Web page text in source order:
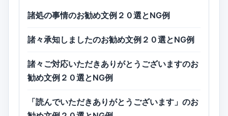
諸処の事情のお勧め文例２０選とNG例
諸々承知しましたのお勧め文例２０選とNG例
諸々ご対応いただきありがとうございますのお
勧め文例２０選とNG例
「読んでいただきありがとうございます」のお